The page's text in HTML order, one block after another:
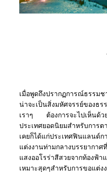
เมื่อพูดถึงปรากฏการณ์ธรรม
น่าจะเป็นสิ่งมหัศจรรย์ของธ
เราๆ ต้องการจะไปเห็นด้
ประเทศยอดนิยมสำหรับการ
เคยก็ได้แก่ประเทศฟินแลนด์
แต่งงานท่ามกลางบรรยากา
แสงออโรร่าสีสวยจากท้องฟ้
เหมาะสุดๆสำหรับการขอแต่ง